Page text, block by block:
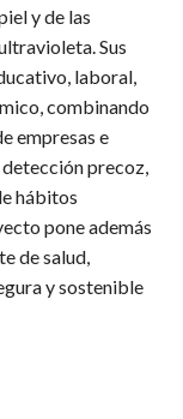
y de las
Sus
laboral,
combinando
empresas e
precoz,
hábitos
pone además
de salud,
y sostenible